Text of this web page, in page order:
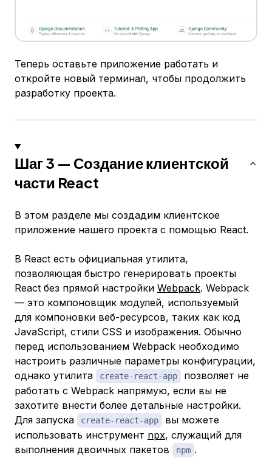
Теперь оставьте приложение работать и
откройте новый терминал, чтобы продолжить
разработку проекта.
Шаг 3 — Создание клиентской
части React
В этом разделе мы создадим клиентское
приложение нашего проекта с помощью React.
В React есть официальная утилита,
позволяющая быстро генерировать проекты
React без прямой настройки Webpack. Webpack
— это компоновщик модулей, используемый
для компоновки веб-ресурсов, таких как код
JavaScript, стили CSS и изображения. Обычно
перед использованием Webpack необходимо
настроить различные параметры конфигурации,
однако утилита
create-react-app
позволяет не
работать с Webpack напрямую, если вы не
захотите внести более детальные настройки.
Для запуска
create-react-app
вы можете
использовать инструмент npx, служащий для
выполнения двоичных пакетов
npm .